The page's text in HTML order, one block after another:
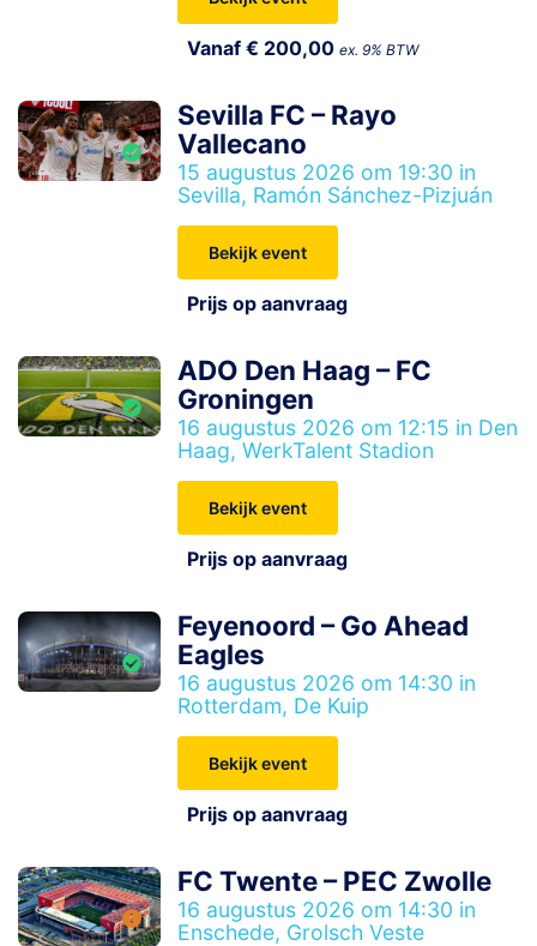
Vanaf € 200,00ex. 9% BTW
Sevilla FC – Rayo
Vallecano
15 augustus 2026 om 19:30 in
Sevilla, Ramón Sánchez-Pizjuán
Bekijk event
Prijs op aanvraag
ADO Den Haag – FC
Groningen
16 augustus 2026 om 12:15 in Den
Haag, WerkTalent Stadion
Bekijk event
Prijs op aanvraag
Feyenoord – Go Ahead
Eagles
16 augustus 2026 om 14:30 in
Rotterdam, De Kuip
Bekijk event
Prijs op aanvraag
FC Twente – PEC Zwolle
16 augustus 2026 om 14:30 in
Enschede, Grolsch Veste